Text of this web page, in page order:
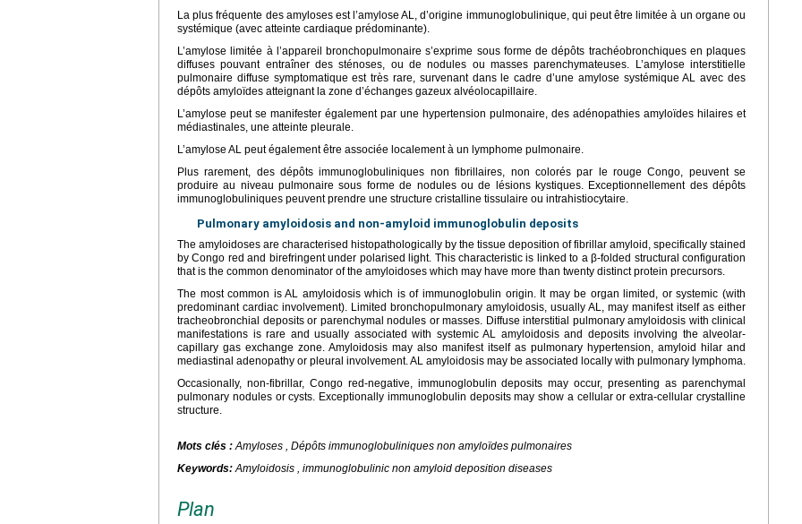
La plus fréquente des amyloses est l’amylose AL, d’origine immunoglobulinique, qui peut être limitée à un organe ou
systémique (avec atteinte cardiaque prédominante).
L’amylose limitée à l’appareil bronchopulmonaire s’exprime sous forme de dépôts trachéobronchiques en plaques
diffuses pouvant entraîner des sténoses, ou de nodules ou masses parenchymateuses. L’amylose interstitielle
pulmonaire diffuse symptomatique est très rare, survenant dans le cadre d’une amylose systémique AL avec des
dépôts amyloïdes atteignant la zone d’échanges gazeux alvéolocapillaire.
L’amylose peut se manifester également par une hypertension pulmonaire, des adénopathies amyloïdes hilaires et
médiastinales, une atteinte pleurale.
L’amylose AL peut également être associée localement à un lymphome pulmonaire.
Plus rarement, des dépôts immunoglobuliniques non fibrillaires, non colorés par le rouge Congo, peuvent se
produire au niveau pulmonaire sous forme de nodules ou de lésions kystiques. Exceptionnellement des dépôts
immunoglobuliniques peuvent prendre une structure cristalline tissulaire ou intrahistiocytaire.
Pulmonary amyloidosis and non-amyloid immunoglobulin deposits
The amyloidoses are characterised histopathologically by the tissue deposition of fibrillar amyloid, specifically stained
by Congo red and birefringent under polarised light. This characteristic is linked to a β-folded structural configuration
that is the common denominator of the amyloidoses which may have more than twenty distinct protein precursors.
The most common is AL amyloidosis which is of immunoglobulin origin. It may be organ limited, or systemic (with
predominant cardiac involvement). Limited bronchopulmonary amyloidosis, usually AL, may manifest itself as either
tracheobronchial deposits or parenchymal nodules or masses. Diffuse interstitial pulmonary amyloidosis with clinical
manifestations is rare and usually associated with systemic AL amyloidosis and deposits involving the alveolar-
capillary gas exchange zone. Amyloidosis may also manifest itself as pulmonary hypertension, amyloid hilar and
mediastinal adenopathy or pleural involvement. AL amyloidosis may be associated locally with pulmonary lymphoma.
Occasionally, non-fibrillar, Congo red-negative, immunoglobulin deposits may occur, presenting as parenchymal
pulmonary nodules or cysts. Exceptionally immunoglobulin deposits may show a cellular or extra-cellular crystalline
structure.
Mots clés :Amyloses , Dépôts immunoglobuliniques non amyloïdes pulmonaires
Keywords:Amyloidosis , immunoglobulinic non amyloid deposition diseases
Plan